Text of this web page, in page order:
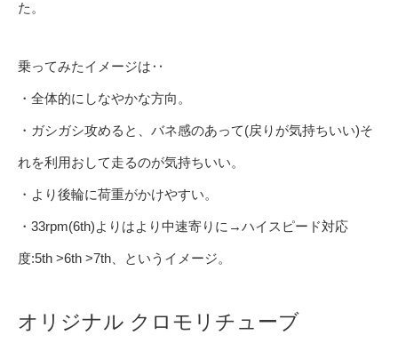
た。
乗ってみたイメージは‥
・全体的にしなやかな方向。
・ガシガシ攻めると、バネ感のあって(戻りが気持ちいい)そ
れを利用おして走るのが気持ちいい。
・より後輪に荷重がかけやすい。
・33rpm(6th)よりはより中速寄りに→ハイスピード対応
度:5th >6th >7th、というイメージ。
オリジナル クロモリチューブ